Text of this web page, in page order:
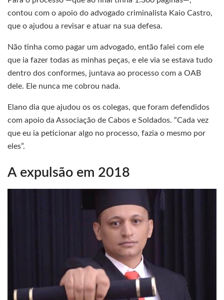
contou com o apoio do advogado criminalista Kaio Castro,
que o ajudou a revisar e atuar na sua defesa.
Não tinha como pagar um advogado, então falei com ele
que ia fazer todas as minhas peças, e ele via se estava tudo
dentro dos conformes, juntava ao processo com a OAB
dele. Ele nunca me cobrou nada.
Elano dia que ajudou os os colegas, que foram defendidos
com apoio da Associação de Cabos e Soldados. “Cada vez
que eu ia peticionar algo no processo, fazia o mesmo por
eles”.
A expulsão em 2018